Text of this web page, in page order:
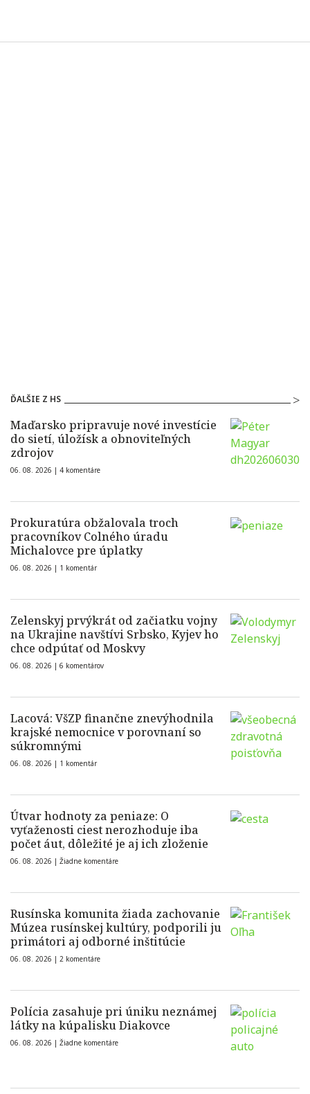
ĎALŠIE Z HS
Maďarsko pripravuje nové investície
do sietí, úložísk a obnoviteľných
zdrojov
06. 08. 2026 | 4 komentáre
Prokuratúra obžalovala troch
pracovníkov Colného úradu
Michalovce pre úplatky
06. 08. 2026 | 1 komentár
Zelenskyj prvýkrát od začiatku vojny
na Ukrajine navštívi Srbsko, Kyjev ho
chce odpútať od Moskvy
06. 08. 2026 | 6 komentárov
Lacová: VšZP finančne znevýhodnila
krajské nemocnice v porovnaní so
súkromnými
06. 08. 2026 | 1 komentár
Útvar hodnoty za peniaze: O
vyťaženosti ciest nerozhoduje iba
počet áut, dôležité je aj ich zloženie
06. 08. 2026 | Žiadne komentáre
Rusínska komunita žiada zachovanie
Múzea rusínskej kultúry, podporili ju
primátori aj odborné inštitúcie
06. 08. 2026 | 2 komentáre
Polícia zasahuje pri úniku neznámej
látky na kúpalisku Diakovce
06. 08. 2026 | Žiadne komentáre